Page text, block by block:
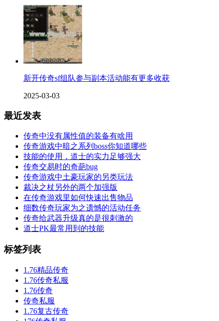
新开传奇sf组队参与副本活动能有更多收获
2025-03-03
最近发表
传奇中没有属性值的装备有啥用
传奇游戏中暗之系列boss你知道哪些
技能的使用，道士的实力足够强大
传奇交易时的奇葩bug
传奇游戏中土豪玩家的另类玩法
裁决之杖另外的两个加强版
在传奇游戏里如何快速出售物品
细数传奇玩家为之遗憾的活动任务
传奇给武器升级真的是很刺激的
道士PK最常用到的技能
标签列表
1.76精品传奇
1.76传奇私服
1.76传奇
传奇私服
1.76复古传奇